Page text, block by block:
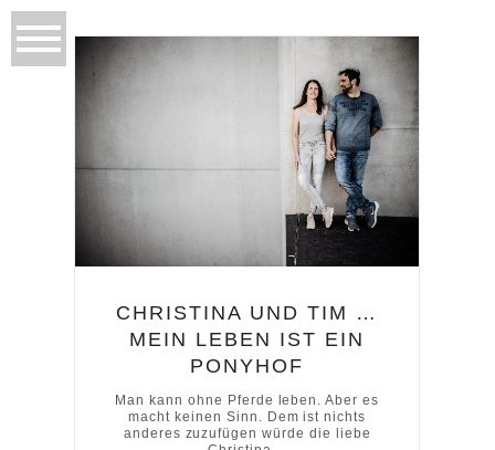
CHRISTINA UND TIM …
MEIN LEBEN IST EIN
PONYHOF
Man kann ohne Pferde leben. Aber es
macht keinen Sinn. Dem ist nichts
anderes zuzufügen würde die liebe